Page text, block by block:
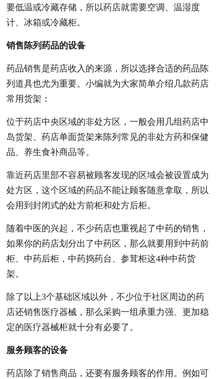
要低温或冷藏存储，所以药店就需要空调、温湿度
计、冰箱或冷藏柜。
销售陈列药品的设备
药品销售是药店收入的来源，所以选择合适的药品陈
列道具也尤为重要。小编就为大家简单介绍几款药店
常用货架：
位于药店中央区域的非处方区，一般会用几组药店中
岛货架、药店单面货架来陈列常见的非处方药和保健
品、养生食补商品等。
靠近药店里部不容易被顾客发现的区域会被设置成为
处方区，这个区域的药品不能让顾客随意拿取，所以
会用到封闭式的处方前柜和处方后柜。
随着中医的兴起，不少药店也重视起了中药的销售，
如果你的药店划分出了中药区，那么就要用到中药前
柜、中药后柜，中药捣药台、参茸柜这4种中药货
架。
除了以上3个基础区域以外，不少位于社区周边的药
店还销售医疗器械，那么采购一组承重力强、更加稳
定的医疗器械柜就十分有必要了。
服务顾客的设备
药店除了销售商品，还要有服务顾客的作用。例如可